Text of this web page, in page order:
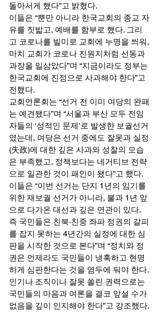
돌아서게 했다”고 밝혔다.
이들은 “뿐만 아니라 한국교회의 종교 자
유를 짓밟고, 예배를 함부로 했다. 그리
고 코로나를 빌미로 교회에 누명을 씌워,
마치 교회가 코로나 진원지처럼 선동과
과장을 일삼았다”며 “지금이라도 정부는
한국교회에 진정으로 사과해야 한다”고
전했다.
교회언론회는 “선거 전 이미 여당의 완패
는 예견됐다”며 “서울과 부산 모두 전임
자들의 ‘성적인 문제’로 발생한 보궐선거
였는데, 여당은 선거 중에도 잘못과 실정
(失政)에 대한 깊은 사과와 성찰의 모습
은 부족했고, 정책보다는 네거티브 전략
으로 일관한 것이 패인이 됐다”고 했다.
이들은 “이번 선거는 단지 1년의 임기를
위한 재보궐 선거가 아니라, 불과 1년 앞
으로 다가온 대선과 깊은 연관이 있다.
즉 국민들은 친북·친중 좌파 정권의 갈피
를 잡지 못하는 4년간의 실정에 대한 심
판을 시작한 것으로 본다”며 “정치와 정
권은 언제라도 국민들이 냉혹하고 현명
하게 심판한다는 것을 염두에 둬야 한다.
인기나 조직이나 잘못 쏠린 권력으로는
국민들의 마음과 여론을 결코 앞설 수가
없음을 깊이 인지해야 한다”고 강조했다.